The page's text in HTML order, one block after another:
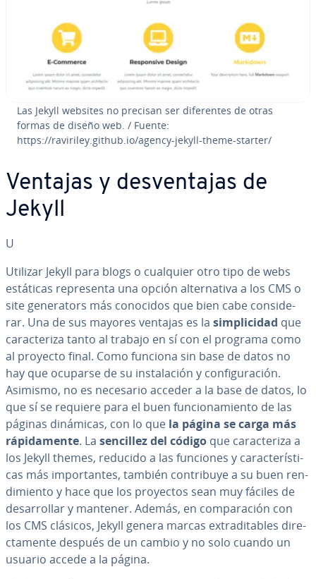
Las Jekyll websites no precisan ser di­fe­re­n­tes de otras
formas de diseño web. / Fuente:
https://raviriley.github.io/agency-jekyll-theme-starter/
Ventajas y de­s­ve­n­ta­jas de
Jekyll
U
Utilizar Jekyll para blogs o cualquier otro tipo de webs
estáticas re­pre­se­n­ta una opción al­te­r­na­ti­va a los CMS o
site ge­ne­ra­to­rs más conocidos que bien cabe co­n­si­de­
rar. Una de sus mayores ventajas es la si­m­pli­ci­dad que
ca­ra­c­te­ri­za tanto al trabajo en sí con el programa como
al proyecto final. Como funciona sin base de datos no
hay que ocuparse de su in­s­ta­la­ción y co­n­fi­gu­ra­ción.
Asimismo, no es necesario acceder a la base de datos, lo
que sí se requiere para el buen fu­n­cio­na­mie­n­to de las
páginas dinámicas, con lo que la página se carga más
rá­pi­da­me­n­te. La sencillez del código que ca­ra­c­te­ri­za a
los Jekyll themes, reducido a las funciones y ca­ra­c­te­rí­s­ti­
cas más im­po­r­ta­n­tes, también co­n­tri­bu­ye a su buen re­n­
di­mie­n­to y hace que los proyectos sean muy fáciles de
de­sa­rro­llar y mantener. Además, en co­m­pa­ra­ción con
los CMS clásicos, Jekyll genera marcas ex­tra­di­ta­bles di­re­
c­ta­me­n­te después de un cambio y no solo cuando un
usuario accede a la página.